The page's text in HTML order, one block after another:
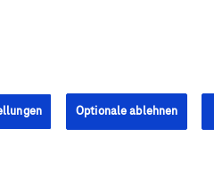
Optionale ablehnen